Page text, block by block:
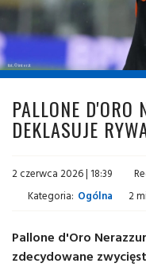
fot. © inter.it
PALLONE D'ORO
DEKLASUJE
2 czerwca 2026 | 18:39
Kategoria: Ogólna 2
Pallone d'Oro
zdecydowane